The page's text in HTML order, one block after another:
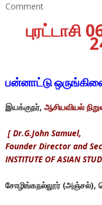
Comment
பன்னாட்டு
இயக்குநர், ஆசியவியல்
[ Dr.G.John Samuel,
Founder Director and
INSTITUTE OF ASIAN
சோழிங்கநல்லூர்(அஞ்சல்),